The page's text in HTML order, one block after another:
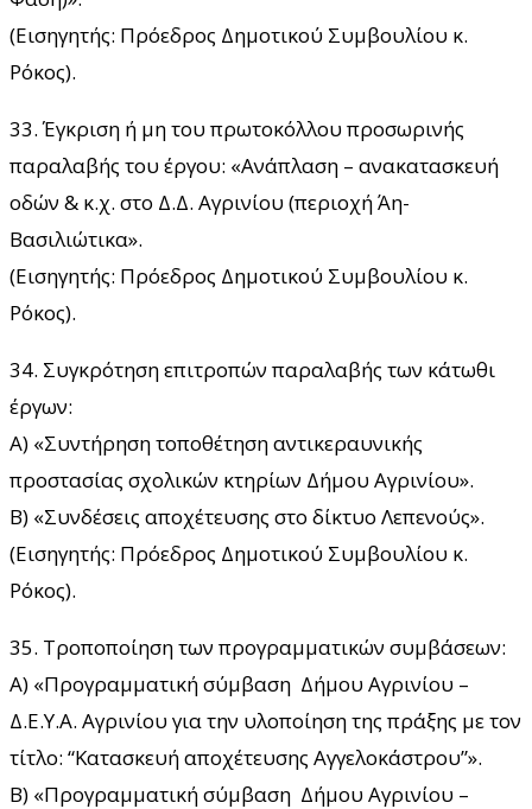
(Εισηγητής: Πρόεδρος Δημοτικού Συμβουλίου κ.
Ρόκος).
33. Έγκριση ή μη του πρωτοκόλλου προσωρινής
παραλαβής του έργου: «Ανάπλαση – ανακατασκευή
οδών & κ.χ. στο Δ.Δ. Αγρινίου (περιοχή Άη-
Βασιλιώτικα».
(Εισηγητής: Πρόεδρος Δημοτικού Συμβουλίου κ.
Ρόκος).
34. Συγκρότηση επιτροπών παραλαβής των κάτωθι
έργων:
Α) «Συντήρηση τοποθέτηση αντικεραυνικής
προστασίας σχολικών κτηρίων Δήμου Αγρινίου».
Β) «Συνδέσεις αποχέτευσης στο δίκτυο Λεπενούς».
(Εισηγητής: Πρόεδρος Δημοτικού Συμβουλίου κ.
Ρόκος).
35. Τροποποίηση των προγραμματικών συμβάσεων:
Α) «Προγραμματική σύμβαση Δήμου Αγρινίου –
Δ.Ε.Υ.Α. Αγρινίου για την υλοποίηση της πράξης με τον
τίτλο: “Κατασκευή αποχέτευσης Αγγελοκάστρου”».
Β) «Προγραμματική σύμβαση Δήμου Αγρινίου –